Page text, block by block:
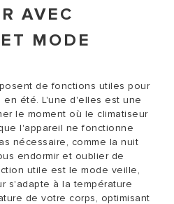
AVEC
MODE
de fonctions utiles pour
en été. L'une d'elles est une
le moment où le climatiseur
l'appareil ne fonctionne
nécessaire, comme la nuit
endormir et oublier de
utile est le mode veille,
s'adapte à la température
de votre corps, optimisant